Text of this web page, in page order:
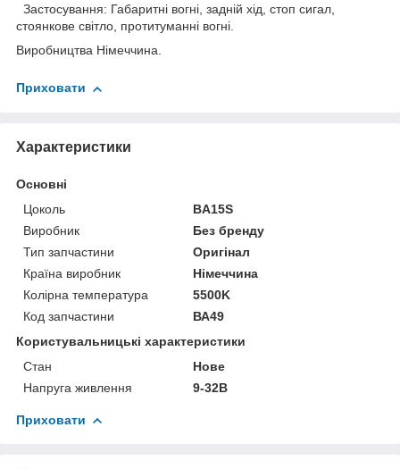
Застосування: Габаритні вогні, задній хід, стоп сигал,
стоянкове світло, протитуманні вогні.
Виробництва Німеччина.
Приховати
Характеристики
Основні
Цоколь
BA15S
Виробник
Без бренду
Тип запчастини
Оригінал
Країна виробник
Німеччина
Колірна температура
5500K
Код запчастини
ВА49
Користувальницькі характеристики
Стан
Нове
Напруга живлення
9-32В
Приховати